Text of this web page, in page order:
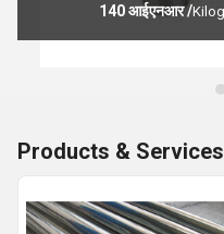
Products & Services